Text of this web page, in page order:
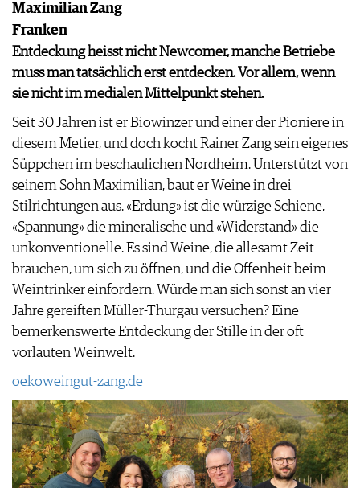
Maximilian Zang
Franken
Entdeckung heisst nicht Newcomer, manche Betriebe
muss man tatsächlich erst entdecken. Vor allem, wenn
sie nicht im medialen Mittelpunkt stehen.
Seit 30 Jahren ist er Biowinzer und einer der Pioniere in
diesem Metier, und doch kocht Rainer Zang sein eigenes
Süppchen im beschaulichen Nordheim. Unterstützt von
seinem Sohn Maximilian, baut er Weine in drei
Stilrichtungen aus. «Erdung» ist die würzige Schiene,
«Spannung» die mineralische und «Widerstand» die
unkonventionelle. Es sind Weine, die allesamt Zeit
brauchen, um sich zu öffnen, und die Offenheit beim
Weintrinker einfordern. Würde man sich sonst an vier
Jahre gereiften Müller-Thurgau versuchen? Eine
bemerkenswerte Entdeckung der Stille in der oft
vorlauten Weinwelt.
oekoweingut-zang.de